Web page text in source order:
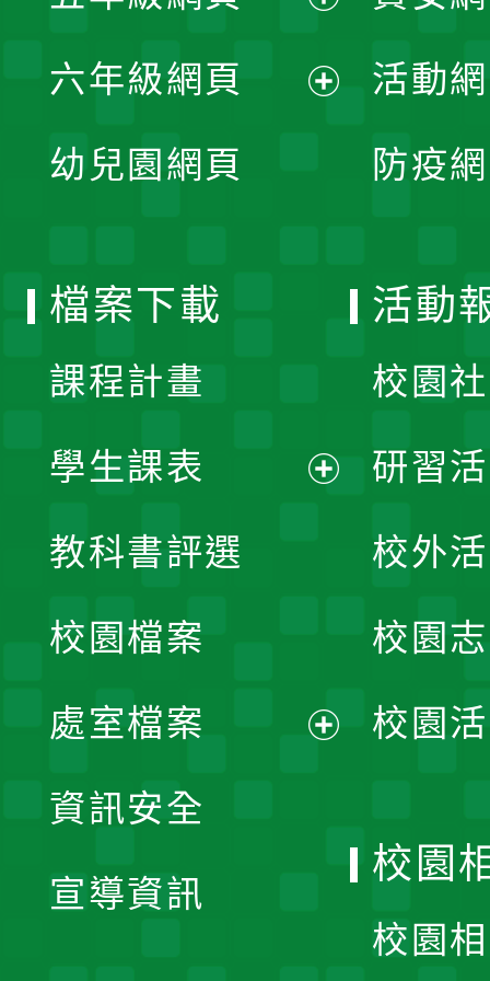
單
開
選
開
六年級網頁
幼兒園網頁
活動
防疫
檔案下載
課程計畫
學生課表
單
教科書評選
校園檔案
處室檔案
資訊安全
宣導資訊
活動
校園
研習
校外
校園
校園
校園
校園